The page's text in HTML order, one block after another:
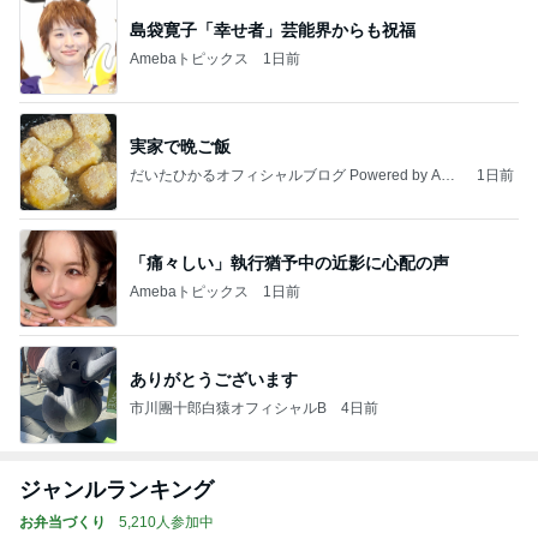
島袋寛子「幸せ者」芸能界からも祝福
Amebaトピックス 1日前
実家で晩ご飯
だいたひかるオフィシャルブログ Powered by Ame
1日前
「痛々しい」執行猶予中の近影に心配の声
Amebaトピックス 1日前
ありがとうございます
市川團十郎白猿オフィシャルB 4日前
ジャンルランキング
お弁当づくり 5,210人参加中